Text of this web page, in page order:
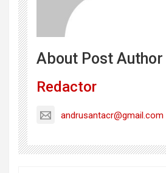
About Post Author
Redactor
andrusantacr@gmail.com